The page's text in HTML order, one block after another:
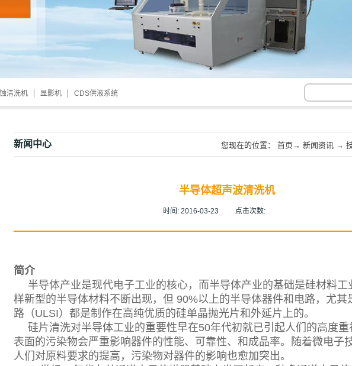
清洗机 显影机 CDS供液系统
新闻中心 您现在的位置： 首页→ 新闻资讯 →
半导体超声波清洗机
时间: 2016-03-23 点击次数:
简介
半导体产业是现代电子工业的核心，而半导体产业的基础是硅材料工
样新型的半导体材料不断出现，但 90%以上的半导体器件和电路，尤其
路（ULSI）都是制作在高纯优质的硅单晶抛光片和外延片上的。
硅片清洗对半导体工业的重要性早在50年代初就已引起人们的高度
表面的污染物会严重影响器件的性能、可靠性、和成品率。随着微电子
人们对原料要求的提高，污染物对器件的影响也愈加突出。